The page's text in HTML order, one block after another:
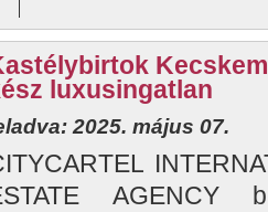
luxusingatlan
2025. május 07.
AGENCY